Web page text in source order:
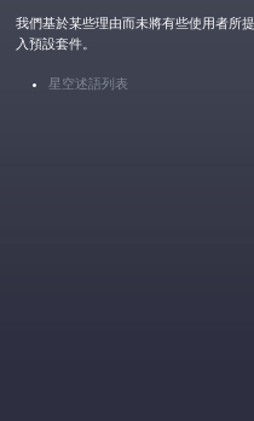
我們基於某些理由而未將有些使用者所
入預設套件。
星空述語列表